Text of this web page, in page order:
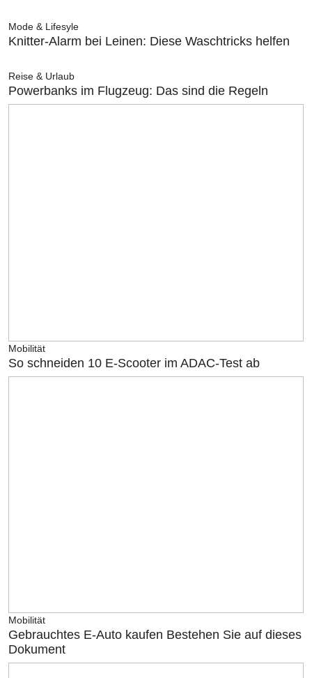
Mode & Lifesyle
Knitter-Alarm bei Leinen: Diese Waschtricks helfen
Reise & Urlaub
Powerbanks im Flugzeug: Das sind die Regeln
Mobilität
So schneiden 10 E-Scooter im ADAC-Test ab
Mobilität
Gebrauchtes E-Auto kaufen Bestehen Sie auf dieses
Dokument